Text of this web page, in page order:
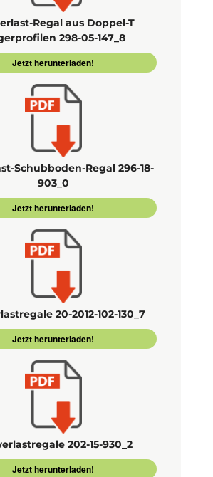
Regal aus Doppel-T
298-05-147_8
Jetzt herunterladen!
Schubboden-Regal 296-18-
903_0
Jetzt herunterladen!
20-2012-102-130_7
Jetzt herunterladen!
202-15-930_2
Jetzt herunterladen!